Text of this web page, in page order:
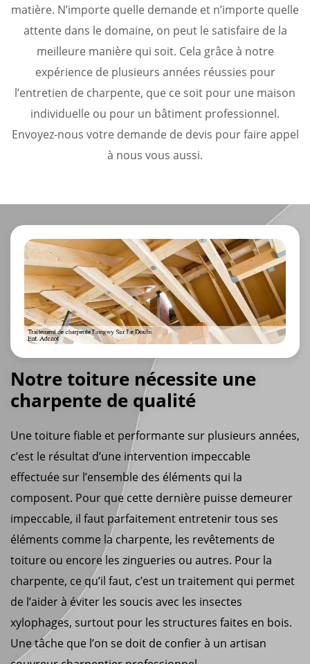
matière. N’importe quelle demande et n’importe quelle
attente dans le domaine, on peut le satisfaire de la
meilleure manière qui soit. Cela grâce à notre
expérience de plusieurs années réussies pour
l’entretien de charpente, que ce soit pour une maison
individuelle ou pour un bâtiment professionnel.
Envoyez-nous votre demande de devis pour faire appel
à nous vous aussi.
Notre toiture nécessite une
charpente de qualité
Une toiture fiable et performante sur plusieurs années,
c’est le résultat d’une intervention impeccable
effectuée sur l’ensemble des éléments qui la
composent. Pour que cette dernière puisse demeurer
impeccable, il faut parfaitement entretenir tous ses
éléments comme la charpente, les revêtements de
toiture ou encore les zingueries ou autres. Pour la
charpente, ce qu’il faut, c’est un traitement qui permet
de l’aider à éviter les soucis avec les insectes
xylophages, surtout pour les structures faites en bois.
Une tâche que l’on se doit de confier à un artisan